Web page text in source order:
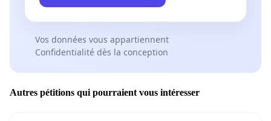
Vos données vous appartiennent
Confidentialité dès la conception
Autres pétitions qui pourraient vous intéresser